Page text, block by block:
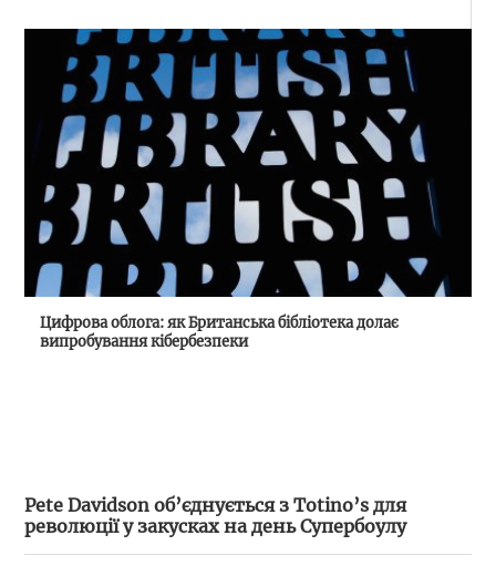
Цифрова облога: як Британська бібліотека долає
випробування кібербезпеки
Pete Davidson об’єднується з Totino’s для
революції у закусках на день Супербоулу